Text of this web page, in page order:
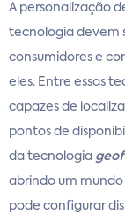
A personalização
tecnologia devem
consumidores e
eles. Entre essas
capazes de
pontos de
da tecnologia
abrindo um mundo
pode configurar